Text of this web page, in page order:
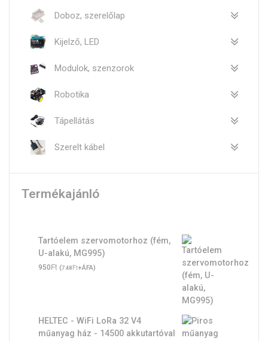
Doboz, szerelőlap
Kijelző, LED
Modulok, szenzorok
Robotika
Tápellátás
Szerelt kábel
Termékajánló
Tartóelem szervomotorhoz (fém,
U-alakú, MG995)
950Ft (748Ft+ÁFA)
HELTEC - WiFi LoRa 32 V4
műanyag ház - 14500 akkutartóval